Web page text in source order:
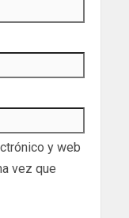
y web
vez que